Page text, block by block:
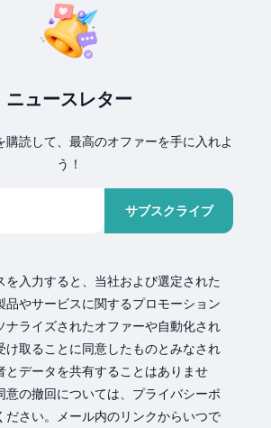
ニュースレター
購読して、最高のオファーを手に入れよ
う！
サブスクライブ
を入力すると、当社および選定された
品やサービスに関するプロモーション
ナライズされたオファーや自動化され
け取ることに同意したものとみなされ
とデータを共有することはありませ
意の撤回については、プライバシーポ
ださい。メール内のリンクからいつで